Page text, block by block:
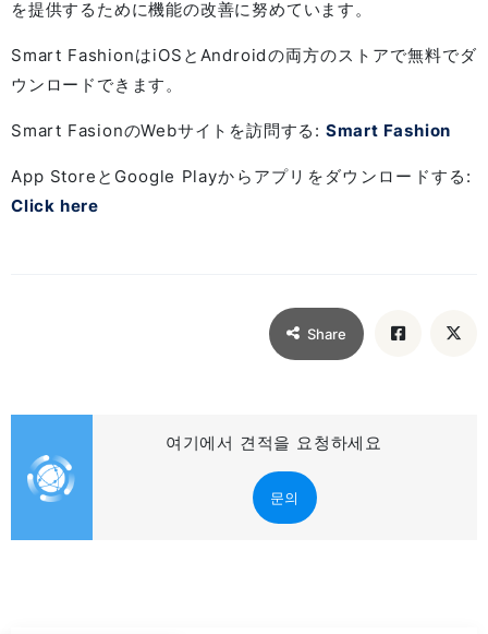
を提供するために機能の改善に努めています。
Smart FashionはiOSとAndroidの両方のストアで無料でダ
ウンロードできます。
Smart FasionのWebサイトを訪問する: Smart Fashion
App StoreとGoogle Playからアプリをダウンロードする:
Click here
Share
여기에서 견적을 요청하세요
문의